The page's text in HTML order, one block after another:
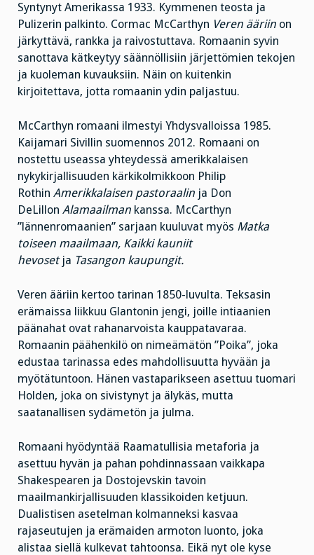
Syntynyt Amerikassa 1933. Kymmenen teosta ja
Pulizerin palkinto. Cormac McCarthyn Veren ääriin on
järkyttävä, rankka ja raivostuttava. Romaanin syvin
sanottava kätkeytyy säännöllisiin järjettömien tekojen
ja kuoleman kuvauksiin. Näin on kuitenkin
kirjoitettava, jotta romaanin ydin paljastuu.
McCarthyn romaani ilmestyi Yhdysvalloissa 1985.
Kaijamari Sivillin suomennos 2012. Romaani on
nostettu useassa yhteydessä amerikkalaisen
nykykirjallisuuden kärkikolmikkoon Philip
Rothin Amerikkalaisen pastoraalin ja Don
DeLillon Alamaailman kanssa. McCarthyn
”lännenromaanien” sarjaan kuuluvat myös Matka
toiseen maailmaan, Kaikki kauniit
hevoset ja Tasangon kaupungit.
Veren ääriin kertoo tarinan 1850-luvulta. Teksasin
erämaissa liikkuu Glantonin jengi, joille intiaanien
päänahat ovat rahanarvoista kauppatavaraa.
Romaanin päähenkilö on nimeämätön ”Poika”, joka
edustaa tarinassa edes mahdollisuutta hyvään ja
myötätuntoon. Hänen vastaparikseen asettuu tuomari
Holden, joka on sivistynyt ja älykäs, mutta
saatanallisen sydämetön ja julma.
Romaani hyödyntää Raamatullisia metaforia ja
asettuu hyvän ja pahan pohdinnassaan vaikkapa
Shakespearen ja Dostojevskin tavoin
maailmankirjallisuuden klassikoiden ketjuun.
Dualistisen asetelman kolmanneksi kasvaa
rajaseutujen ja erämaiden armoton luonto, joka
alistaa siellä kulkevat tahtoonsa. Eikä nyt ole kyse